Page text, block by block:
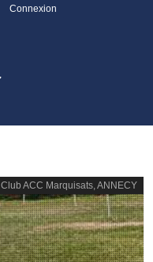
Connexion
Club ACC Marquisats, ANNECY